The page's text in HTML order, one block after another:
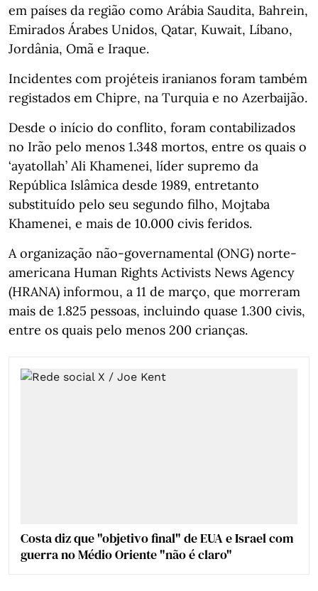
em países da região como Arábia Saudita, Bahrein,
Emirados Árabes Unidos, Qatar, Kuwait, Líbano,
Jordânia, Omã e Iraque.
Incidentes com projéteis iranianos foram também
registados em Chipre, na Turquia e no Azerbaijão.
Desde o início do conflito, foram contabilizados
no Irão pelo menos 1.348 mortos, entre os quais o
‘ayatollah’ Ali Khamenei, líder supremo da
República Islâmica desde 1989, entretanto
substituído pelo seu segundo filho, Mojtaba
Khamenei, e mais de 10.000 civis feridos.
A organização não-governamental (ONG) norte-
americana Human Rights Activists News Agency
(HRANA) informou, a 11 de março, que morreram
mais de 1.825 pessoas, incluindo quase 1.300 civis,
entre os quais pelo menos 200 crianças.
Costa diz que "objetivo final" de EUA e Israel com
guerra no Médio Oriente "não é claro"